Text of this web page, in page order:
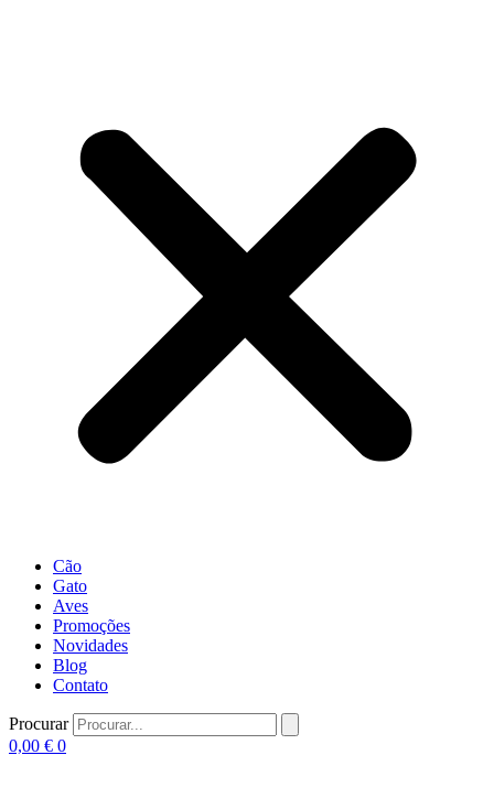
Cão
Gato
Aves
Promoções
Novidades
Blog
Contato
Procurar
0,00 € 0